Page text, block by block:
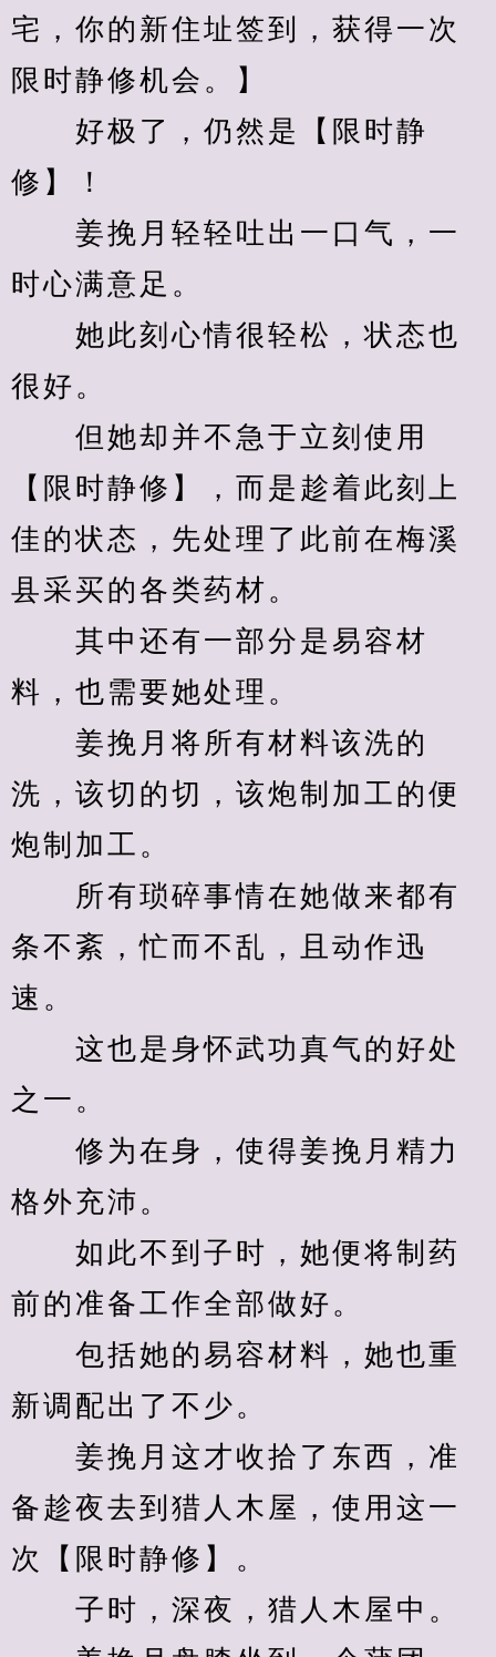
宅，你的新住址签到，获得一次
限时静修机会。】
好极了，仍然是【限时静
修】！
姜挽月轻轻吐出一口气，一
时心满意足。
她此刻心情很轻松，状态也
很好。
但她却并不急于立刻使用
【限时静修】，而是趁着此刻上
佳的状态，先处理了此前在梅溪
县采买的各类药材。
其中还有一部分是易容材
料，也需要她处理。
姜挽月将所有材料该洗的
洗，该切的切，该炮制加工的便
炮制加工。
所有琐碎事情在她做来都有
条不紊，忙而不乱，且动作迅
速。
这也是身怀武功真气的好处
之一。
修为在身，使得姜挽月精力
格外充沛。
如此不到子时，她便将制药
前的准备工作全部做好。
包括她的易容材料，她也重
新调配出了不少。
姜挽月这才收拾了东西，准
备趁夜去到猎人木屋，使用这一
次【限时静修】。
子时，深夜，猎人木屋中。